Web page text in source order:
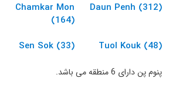
Daun Penh (312)
Chamkar Mon
(164)
Tuol Kouk (48)
Sen Sok (33)
پنوم پن دارای 6 منطقه می باشد.